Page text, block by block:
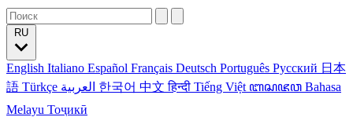
English Italiano Español Français Deutsch Português Русский 日本
語 Türkçe 한국어 中文हिन्दी Tiếng Việt ꦧꦱꦗꦮ Bahasa
Melayu Тоҷикӣ